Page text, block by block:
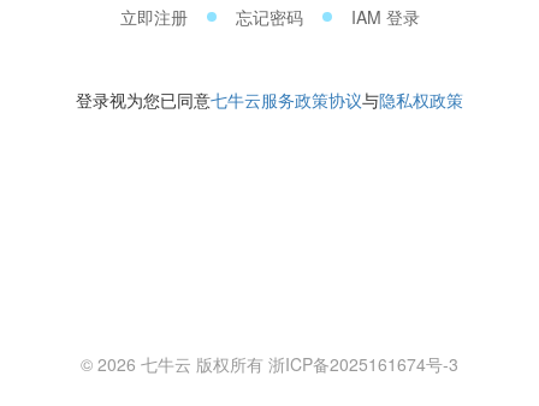
立即注册 忘记密码 IAM 登录
登录视为您已同意七牛云服务政策协议与隐私权政策
© 2026 七牛云 版权所有 浙ICP备2025161674号-3